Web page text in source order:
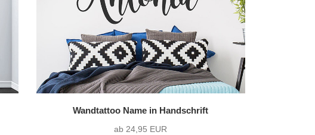
1216 Varianten pro Motiv
Wandtattoo Name in Handschrift
ab 24,95 EUR